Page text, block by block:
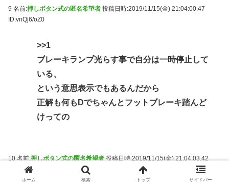
9 名前:押しボタン式の匿名希望者 投稿日時:2019/11/15(金) 21:04:00.47
ID:vnQj6/oZ0
>>1
ブレーキランプ光らす事で自分は一時停止して
いる、
という意思表示でもあるんだから
正解も何もDでちゃんとフットブレーキ踏んど
けっての
10 名前:押しボタン式の匿名希望者投稿日時:2019/11/15(金) 21:04:03.42
ID:jzHXMMTK0
ホーム 検索 トップ サイドバー